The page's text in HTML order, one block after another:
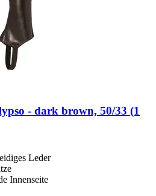
-​ dark brown, 50/33 (1
Leder
Innenseite